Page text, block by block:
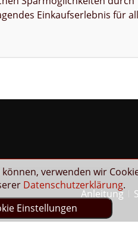
verwenden wir
Datenschutzerklärung.
Einstellungen
Einkaufserlebnis für
Anleitung